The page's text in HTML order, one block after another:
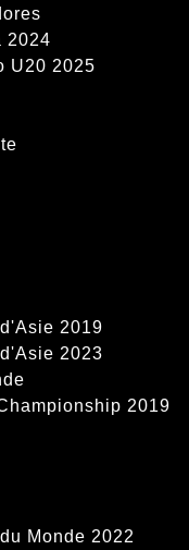
2024
U20 2025
2019
2023
2019
Monde 2022